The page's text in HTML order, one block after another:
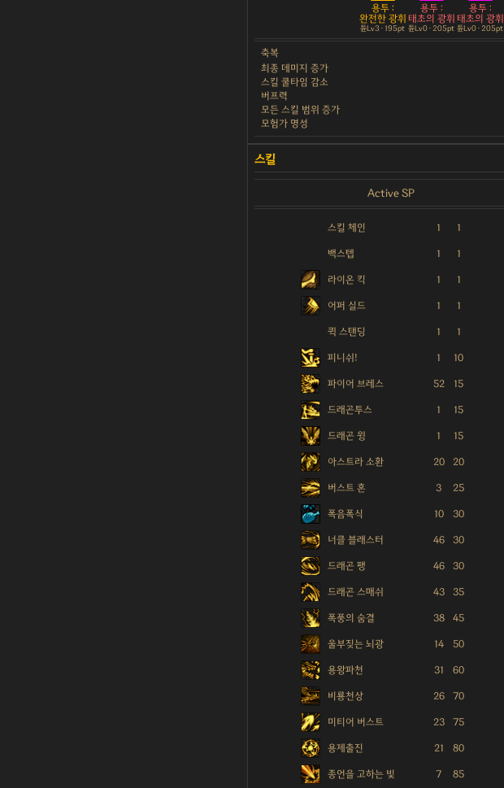
용투 :
완전한 광휘
튠Lv3 · 195pt
용투 :
태초의 광휘
튠Lv0 · 205pt
용투 :
태초의 광휘
튠Lv0 · 205pt
축복
최종 데미지 증가
스킬 쿨타임 감소
버프력
모든 스킬 범위 증가
모험가 명성
Active SP
스킬 체인 1 1
백스텝 1 1
라이온 킥 1 1
어퍼 실드 1 1
퀵 스탠딩 1 1
피니쉬! 1 10
파이어 브레스 52 15
드래곤투스 1 15
드래곤 윙 1 15
아스트라 소환 20 20
버스트 혼 3 25
폭음폭식 10 30
너클 블래스터 46 30
드래곤 팽 46 30
드래곤 스매쉬 43 35
폭풍의 숨결 38 45
울부짖는 뇌광 14 50
용왕파천 31 60
비룡천상 26 70
미티어 버스트 23 75
용제출진 21 80
종언을 고하는 빛 7 85